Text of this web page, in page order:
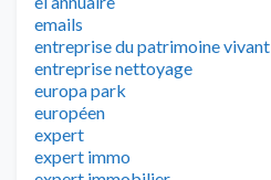
emails
entreprise du patrimoine vivant
entreprise nettoyage
europa park
européen
expert
expert immo